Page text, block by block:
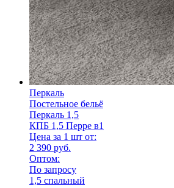
Перкаль
Постельное бельё
Перкаль 1,5
КПБ 1,5 Перре в1
Цена за 1 шт от:
2 390 руб.
Оптом:
По запросу
1,5 спальный